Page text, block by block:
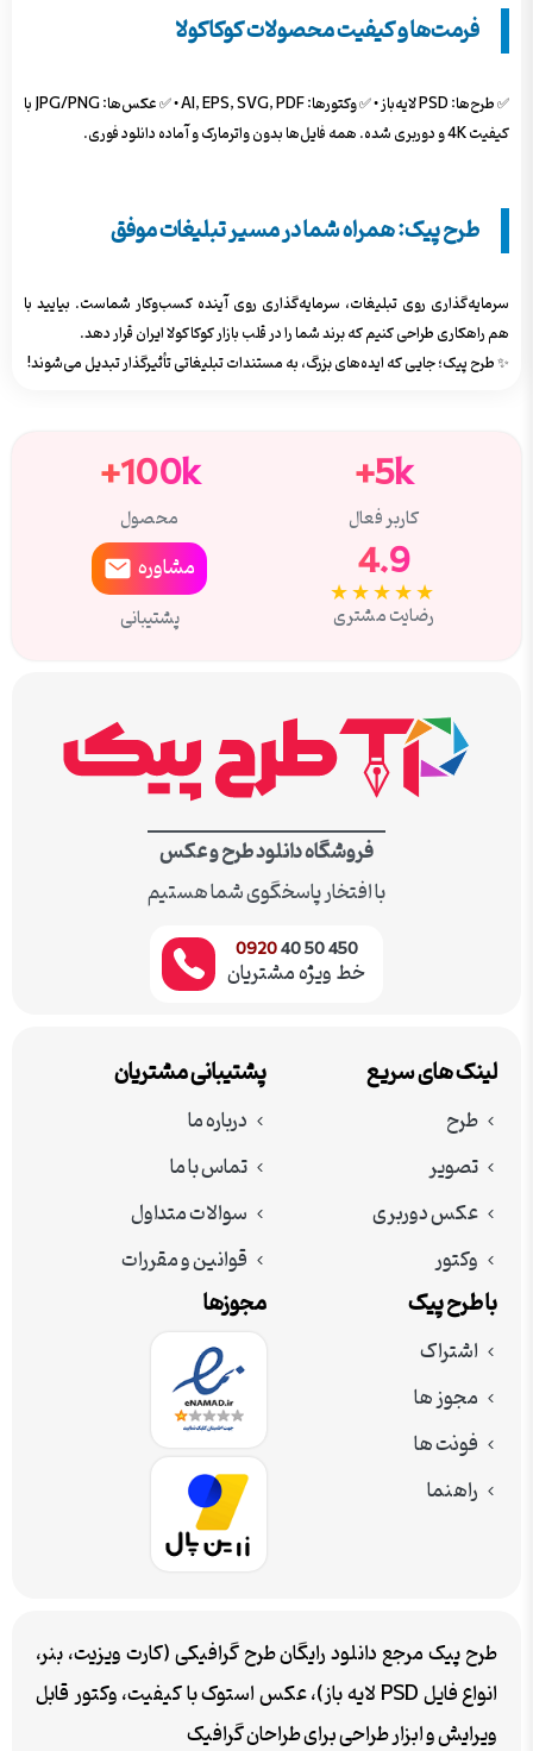
فرمت‌ها و کیفیت محصولات کوکاکولا
✅ طرح‌ها: PSD لایه‌باز • ✅ وکتورها: AI, EPS, SVG, PDF • ✅ عکس‌ها: JPG/PNG با
کیفیت 4K و دوربری شده. همه فایل‌ها بدون واترمارک و آماده دانلود فوری.
طرح پیک: همراه شما در مسیر تبلیغات موفق
سرمایه‌گذاری روی تبلیغات، سرمایه‌گذاری روی آینده کسب‌وکار شماست. بیایید با
هم راهکاری طراحی کنیم که برند شما را در قلب بازار کوکاکولا ایران قرار دهد.
✨ طرح پیک؛ جایی که ایده‌های بزرگ، به مستندات تبلیغاتی تأثیرگذار تبدیل می‌شوند!
5k+
کاربر فعال
100k+
محصول
4.9
★★★★★
رضایت مشتری
مشاوره
پشتیبانی
فروشگاه دانلود طرح و عکس
با افتخار پاسخگوی شما هستیم
450 50 40
0920
خط ویژه مشتریان
لینک های سریع
طرح
تصویر
عکس دوربری
وکتور
پشتیبانی مشتریان
درباره ما
تماس با ما
سوالات متداول
قوانین و مقررات
با طرح پیک
اشتراک
مجوز ها
فونت ها
راهنما
مجوزها
طرح پیک مرجع دانلود رایگان طرح گرافیکی (کارت ویزیت، بنر،
انواع فایل PSD لایه باز)، عکس استوک با کیفیت، وکتور قابل
ویرایش و ابزار طراحی برای طراحان گرافیک